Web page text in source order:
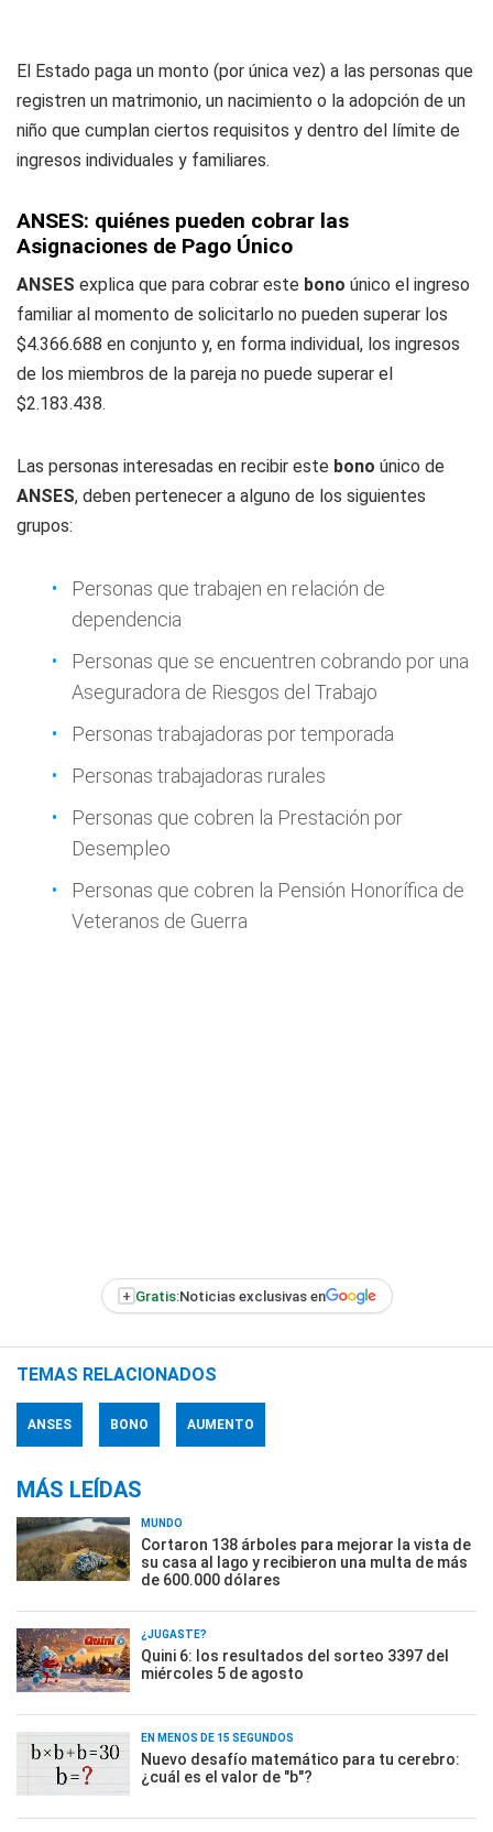
El Estado paga un monto (por única vez) a las personas que
registren un matrimonio, un nacimiento o la adopción de un
niño que cumplan ciertos requisitos y dentro del límite de
ingresos individuales y familiares.
ANSES: quiénes pueden cobrar las
Asignaciones de Pago Único
ANSES explica que para cobrar este bono único el ingreso
familiar al momento de solicitarlo no pueden superar los
$4.366.688 en conjunto y, en forma individual, los ingresos
de los miembros de la pareja no puede superar el
$2.183.438.
Las personas interesadas en recibir este bono único de
ANSES, deben pertenecer a alguno de los siguientes
grupos:
Personas que trabajen en relación de
dependencia
Personas que se encuentren cobrando por una
Aseguradora de Riesgos del Trabajo
Personas trabajadoras por temporada
Personas trabajadoras rurales
Personas que cobren la Prestación por
Desempleo
Personas que cobren la Pensión Honorífica de
Veteranos de Guerra
+ Gratis:Noticias exclusivas en
TEMAS RELACIONADOS
ANSES BONO AUMENTO
MÁS LEÍDAS
MUNDO
Cortaron 138 árboles para mejorar la vista de
su casa al lago y recibieron una multa de más
de 600.000 dólares
¿JUGASTE?
Quini 6: los resultados del sorteo 3397 del
miércoles 5 de agosto
EN MENOS DE 15 SEGUNDOS
Nuevo desafío matemático para tu cerebro:
¿cuál es el valor de "b"?